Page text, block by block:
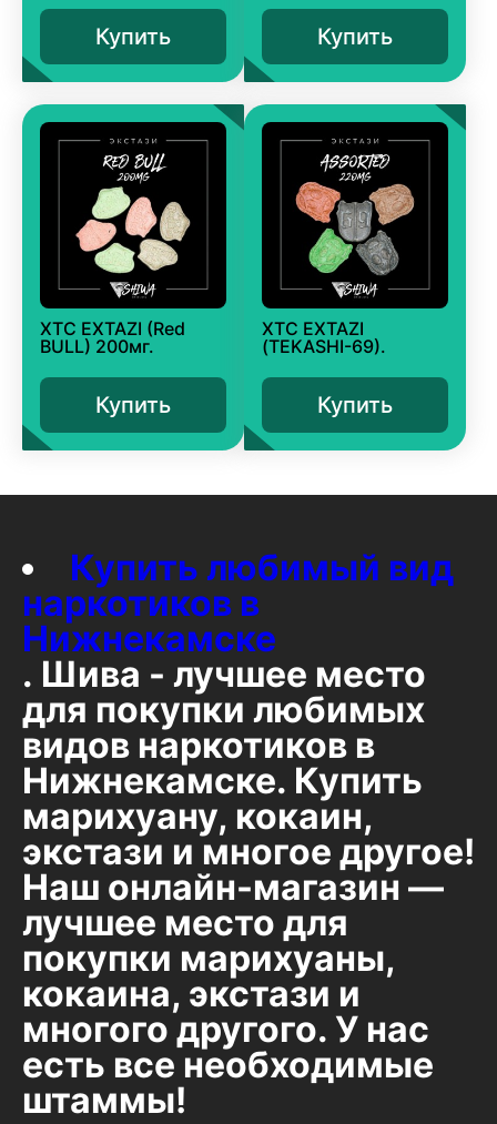
Купить Купить
XTC EXTAZI (Red
BULL) 200мг.
Купить
XTC EXTAZI
(TEKASHI-69).
Купить
Купить любимый вид
наркотиков в
Нижнекамске
. Шива - лучшее место
для покупки любимых
видов наркотиков в
Нижнекамске. Купить
марихуану, кокаин,
экстази и многое другое!
Наш онлайн-магазин —
лучшее место для
покупки марихуаны,
кокаина, экстази и
многого другого. У нас
есть все необходимые
штаммы!